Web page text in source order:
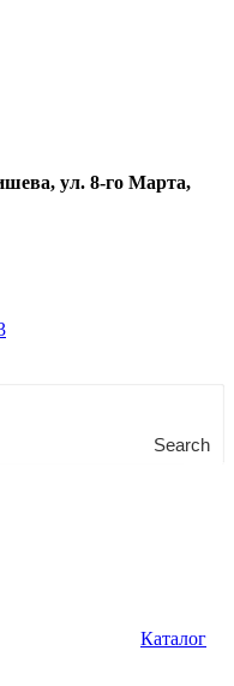
ул. 8-го Марта,
Search
Каталог